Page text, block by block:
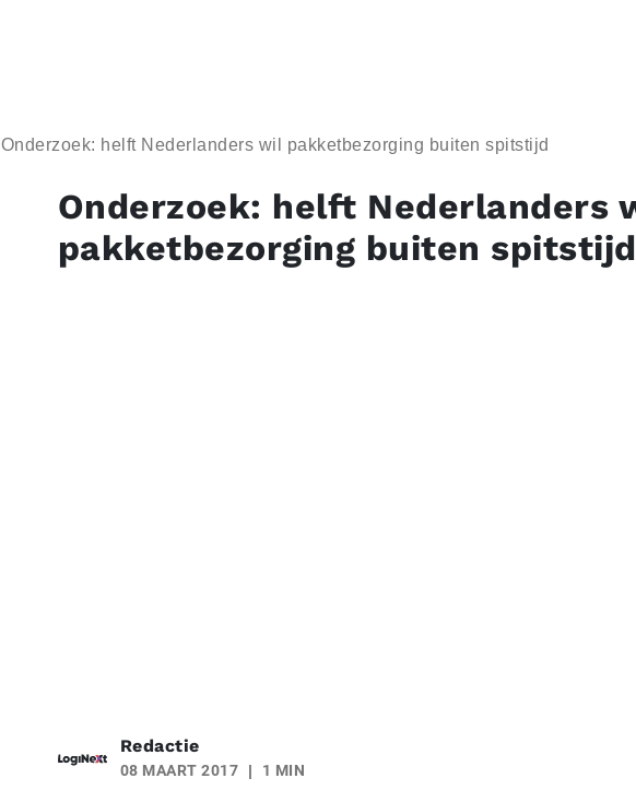
Onderzoek: helft Nederlanders wil pakketbezorging buiten spitstijd
Onderzoek: helft Nederlanders
pakketbezorging buiten spitstijd
Redactie
08 MAART 2017 1 MIN